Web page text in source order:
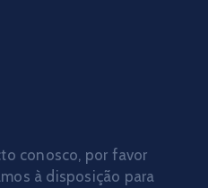
conosco, por favor
à disposição para